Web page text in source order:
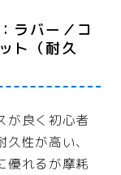
ラバー／コ
ト（耐久
が良く初心者
性が高い、
優れるが摩耗